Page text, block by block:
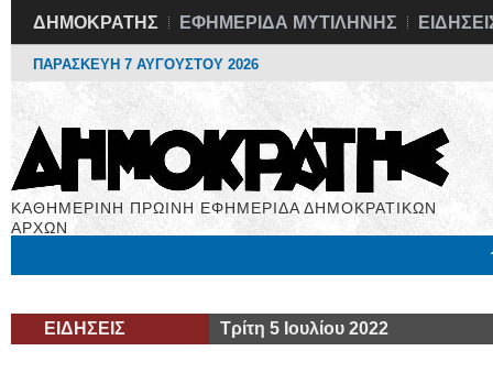
ΔΗΜΟΚΡΑΤΗΣ ΕΦΗΜΕΡΙΔΑ ΜΥΤΙΛΗΝΗΣ
ΠΑΡΑΣΚΕΥΗ 7 ΑΥΓΟΥΣΤΟΥ 2026
ΚΑΘΗΜΕΡΙΝΗ ΠΡΩΙΝΗ ΕΦΗΜΕΡΙΔΑ ΔΗΜΟΚΡΑΤΙΚΩΝ
ΑΡΧΩΝ
ΕΙΔΗΣΕΙΣ Τρίτη 5 Ιουλίου 2022